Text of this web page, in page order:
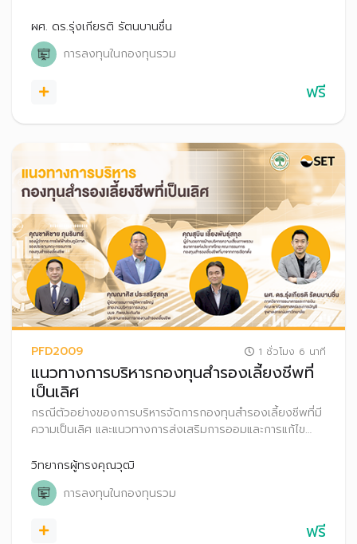
ผศ. ดร.รุ่งเกียรติ รัตนบานชื่น
การลงทุนในกองทุนรวม
ฟรี
PFD2009 1 ชั่วโมง 6 นาที
แนวทางการบริหารกองทุนสำรองเลี้ยงชีพที่
เป็นเลิศ
กรณีตัวอย่างของการบริหารจัดการกองทุนสำรองเลี้ยงชีพที่มี
ความเป็นเลิศ และแนวทางการส่งเสริมการออมและการแก้ไข
วิทยากรผู้ทรงคุณวุฒิ
การลงทุนในกองทุนรวม
ฟรี